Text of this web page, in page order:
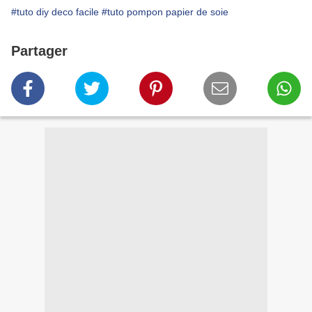
#tuto diy deco facile #tuto pompon papier de soie
Partager